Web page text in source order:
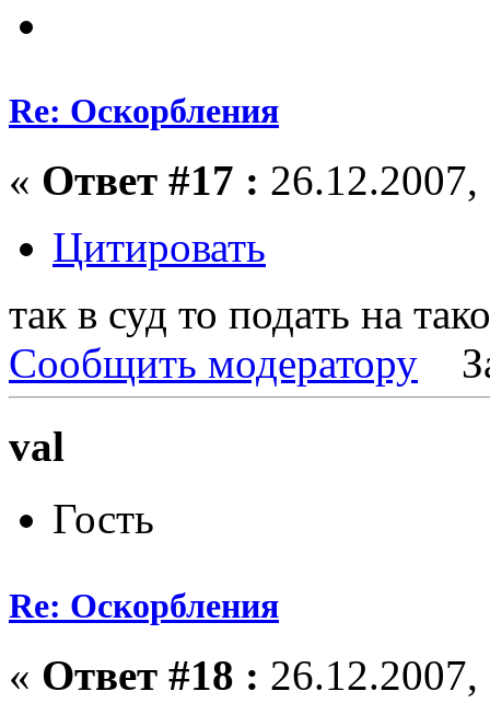
Re: Оскорбления
« Ответ #17 :
Цитировать
так в суд то подать на
Сообщить модератору
val
Гость
Re: Оскорбления
« Ответ #18 :